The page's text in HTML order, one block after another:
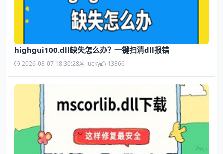
highgui100.dll缺失怎么办？一键扫清dll报错
2026-08-07 18:30:28 lucky 13366